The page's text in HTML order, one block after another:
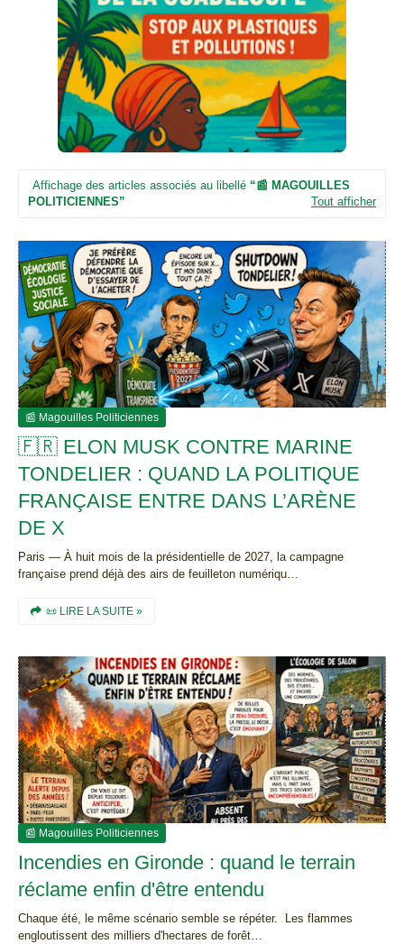
n
e
u
n
e
d
e
t
é
v
i
i
n
Affichage des articles associés au libellé
📰 MAGOUILLES
POLITICIENNES
Tout afficher
📰 Magouilles Politiciennes
🇫🇷 ELON MUSK CONTRE MARINE
TONDELIER : QUAND LA POLITIQUE
FRANÇAISE ENTRE DANS L’ARÈNE
DE X
Paris — À huit mois de la présidentielle de 2027, la campagne
française prend déjà des airs de feuilleton numériqu…
📜 LIRE LA SUITE »
📰 Magouilles Politiciennes
Incendies en Gironde : quand le terrain
réclame enfin d'être entendu
Chaque été, le même scénario semble se répéter. Les flammes
engloutissent des milliers d'hectares de forêt…